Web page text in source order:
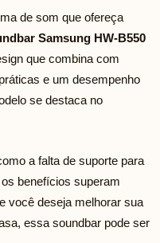
de som que ofereça
Samsung HW-B550
que combina com
e um desempenho
se destaca no
a falta de suporte para
benefícios superam
você deseja melhorar sua
essa soundbar pode ser